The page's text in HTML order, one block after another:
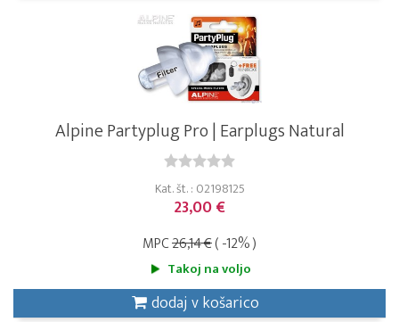
Alpine Partyplug Pro | Earplugs Natural
Kat. št. : 02198125
23,00 €
MPC26,14 €( -12% )
Takoj na voljo
dodaj v košarico